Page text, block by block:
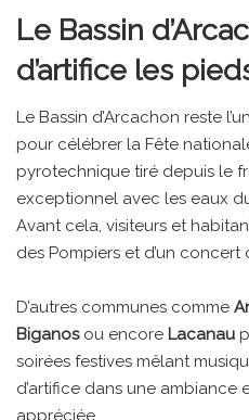
Le Bassin
d’artifice les
Le Bassin d’Arcachon reste
pour célébrer la Fête
pyrotechnique tiré depuis le
exceptionnel avec les eaux
Avant cela, visiteurs et
des Pompiers et d’un concert
D’autres communes comme
Biganosou encore Lacanau
soirées festives mêlant
d’artifice dans une ambiance